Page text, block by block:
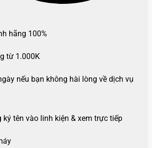
hãng 100%
từ 1.000K
nếu bạn không hài lòng về dịch vụ
ký tên vào linh kiện & xem trực tiếp